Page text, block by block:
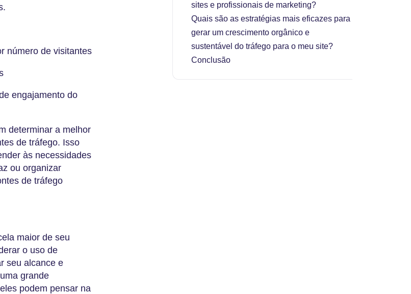
número de visitantes
engajamento do
determinar a melhor
de tráfego. Isso
às necessidades
ou organizar
de tráfego
maior de seu
o uso de
seu alcance e
grande
podem pensar na
sites e profissionais de marketing?
Quais são as estratégias mais eficazes para
gerar um crescimento orgânico e
sustentável do tráfego para o meu site?
Conclusão